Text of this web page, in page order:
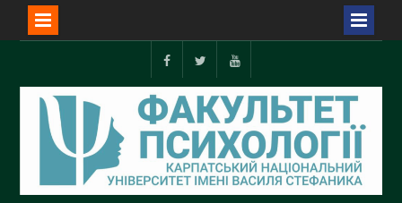
вмісту
FacebookTwitter YouTube